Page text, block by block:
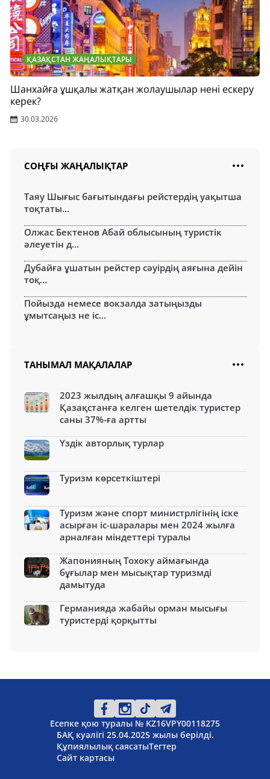
ҚАЗАҚСТАН ЖАҢАЛЫҚТАРЫ
Шанхайға ұшқалы жатқан жолаушылар нені ескеру
керек?
30.03.2026
СОҢҒЫ ЖАҢАЛЫҚТАР
Таяу Шығыс бағытындағы рейстердің уақытша
тоқтаты...
Олжас Бектенов Абай облысының туристік
әлеуетін д...
Дубайға ұшатын рейстер сәуірдің аяғына дейін
тоқ...
Пойызда немесе вокзалда затыңызды
ұмытсаңыз не іс...
ТАНЫМАЛ МАҚАЛАЛАР
2023 жылдың алғашқы 9 айында
Қазақстанға келген шетелдік туристер
саны 37%-ға артты
Үздік авторлық турлар
Туризм көрсеткіштері
Туризм және спорт министрлігінің іске
асырған іс-шаралары мен 2024 жылға
арналған міндеттері туралы
Жапонияның Тохоку аймағында
бұғылар мен мысықтар туризмді
дамытуда
Германияда жабайы орман мысығы
туристерді қорқытты
Есепке қою туралы № KZ16VPY00118275
БАҚ куәлігі 25.04.2025 жылы берілді.
Құпиялылық саясатыТегтер
Сайт картасы